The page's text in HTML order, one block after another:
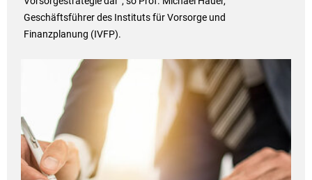
Geschäftsführer des Instituts für Vorsorge und
Finanzplanung (IVFP).